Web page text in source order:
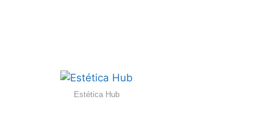
Estética Hub